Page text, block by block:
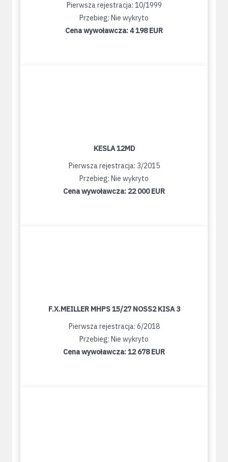
Pierwsza rejestracja: 10/1999
Przebieg: Nie wykryto
Cena wywoławcza:4 198 EUR
KESLA 12MD
Pierwsza rejestracja: 3/2015
Przebieg: Nie wykryto
Cena wywoławcza: 22 000 EUR
F.X.MEILLER MHPS 15/27 NOSS2 KISA 3
Pierwsza rejestracja: 6/2018
Przebieg: Nie wykryto
Cena wywoławcza:12 678 EUR